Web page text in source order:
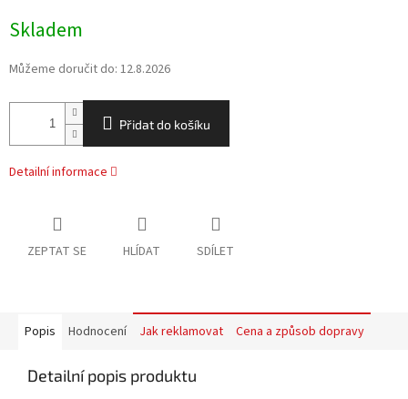
cena:
Skladem
Můžeme doručit do: 12.8.2026
Přidat do košíku
Detailní informace
ZEPTAT SE HLÍDAT SDÍLET
Popis Hodnocení Jak reklamovat Cena a způsob dopravy
Detailní popis produktu